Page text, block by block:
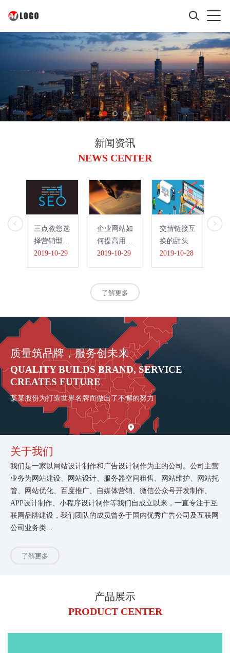
新闻资讯
NEWS CENTER
三点教您选
择营销型网
站和展示型
网站
2019-10-29
企业网站如
何提高用户
转化率
2019-10-29
交情链接互
换的甜头
2019-10-28
了解更多
质量筑品牌，服务创未来
QUALITY BUILDS BRAND, SERVICE
CREATES FUTURE
某某股份为打造世界名牌而做出了不懈的努力
关于我们
我们是一家以网站设计制作和广告设计制作为主的公司。公司主营
业务为网站建设、网站设计、服务器空间租售、网站维护、网站托
管、网站优化、百度推广、自媒体营销、微信公众号开发制作、
APP设计制作、小程序设计制作等我们自成立以来，一直专注于互
联网品牌建设，我们团队的成员曾务于国内优秀广告公司及互联网
公司业务类...
了解更多
产品展示
PRODUCT CENTER